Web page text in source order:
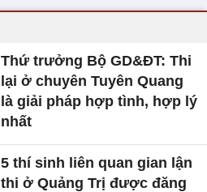
Thứ trưởng Bộ GD&ĐT: Thi
lại ở chuyên Tuyên Quang
là giải pháp hợp tình, hợp lý
nhất
5 thí sinh liên quan gian lận
thi ở Quảng Trị được đăng